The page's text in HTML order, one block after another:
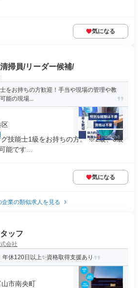
気になる
掃員/リーダー候補/
をお持ちの方歓迎！手当や現場の管理や教
能の現場...
区
技能士1級をお持ちの方。 ※2級、3級
能です...
気になる
企業の類似求人を見る
ッフ
会社
休120日以上✨資格取得支援あり
市南央町